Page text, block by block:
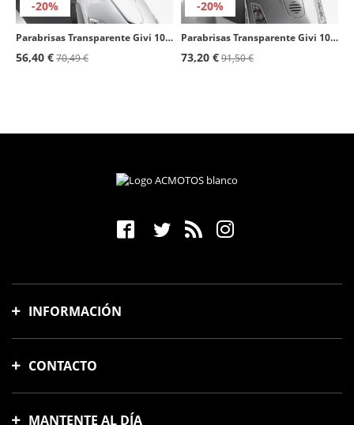
-20%
Parabrisas Transparente Givi 107A para Varios modelos de Askoll, Keeway, Peugeot, Piaggio, Suzuki y SYM
56,40 €70,49 €
-20%
Parabrisas Transparente Givi 104A para Piaggio Vespa LX 50/125/150 (05-14), Granturismo 125/200 (03-08), GTS 125/150/250/300/310
73,20 €91,50 €
INFORMACIÓN
Formas de pago
CONTACTO
08018, Barcelona, España
MANTENTE AL DÍA